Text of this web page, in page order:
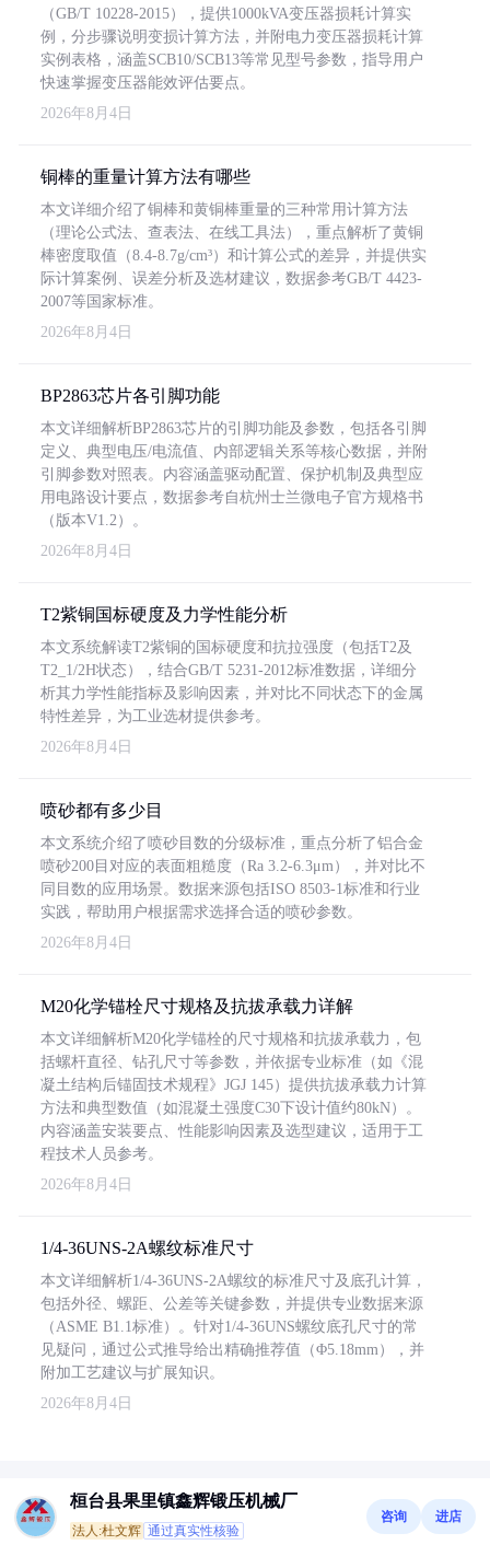
（GB/T 10228-2015），提供1000kVA变压器损耗计算实
例，分步骤说明变损计算方法，并附电力变压器损耗计算
实例表格，涵盖SCB10/SCB13等常见型号参数，指导用户
快速掌握变压器能效评估要点。
2026年8月4日
铜棒的重量计算方法有哪些
本文详细介绍了铜棒和黄铜棒重量的三种常用计算方法
（理论公式法、查表法、在线工具法），重点解析了黄铜
棒密度取值（8.4-8.7g/cm³）和计算公式的差异，并提供实
际计算案例、误差分析及选材建议，数据参考GB/T 4423-
2007等国家标准。
2026年8月4日
BP2863芯片各引脚功能
本文详细解析BP2863芯片的引脚功能及参数，包括各引脚
定义、典型电压/电流值、内部逻辑关系等核心数据，并附
引脚参数对照表。内容涵盖驱动配置、保护机制及典型应
用电路设计要点，数据参考自杭州士兰微电子官方规格书
（版本V1.2）。
2026年8月4日
T2紫铜国标硬度及力学性能分析
本文系统解读T2紫铜的国标硬度和抗拉强度（包括T2及
T2_1/2H状态），结合GB/T 5231-2012标准数据，详细分
析其力学性能指标及影响因素，并对比不同状态下的金属
特性差异，为工业选材提供参考。
2026年8月4日
喷砂都有多少目
本文系统介绍了喷砂目数的分级标准，重点分析了铝合金
喷砂200目对应的表面粗糙度（Ra 3.2-6.3μm），并对比不
同目数的应用场景。数据来源包括ISO 8503-1标准和行业
实践，帮助用户根据需求选择合适的喷砂参数。
2026年8月4日
M20化学锚栓尺寸规格及抗拔承载力详解
本文详细解析M20化学锚栓的尺寸规格和抗拔承载力，包
括螺杆直径、钻孔尺寸等参数，并依据专业标准（如《混
凝土结构后锚固技术规程》JGJ 145）提供抗拔承载力计算
方法和典型数值（如混凝土强度C30下设计值约80kN）。
内容涵盖安装要点、性能影响因素及选型建议，适用于工
程技术人员参考。
2026年8月4日
1/4-36UNS-2A螺纹标准尺寸
本文详细解析1/4-36UNS-2A螺纹的标准尺寸及底孔计算，
包括外径、螺距、公差等关键参数，并提供专业数据来源
（ASME B1.1标准）。针对1/4-36UNS螺纹底孔尺寸的常
见疑问，通过公式推导给出精确推荐值（Φ5.18mm），并
附加工艺建议与扩展知识。
2026年8月4日
桓台县果里镇鑫辉锻压机械厂
法人:杜文辉 通过真实性核验
咨询 进店